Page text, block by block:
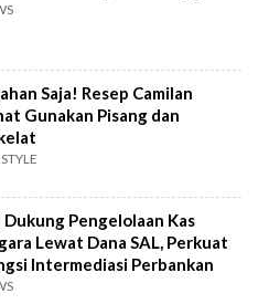
Saja! Resep Camilan
Gunakan Pisang dan
Dukung Pengelolaan Kas
Lewat Dana SAL, Perkuat
Intermediasi Perbankan